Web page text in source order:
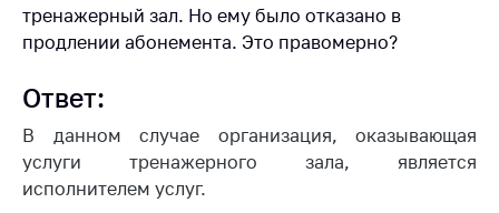
Белорусская
универсальная
жизнь
Идеологическая
тренажерный зал. Но ему было отказано в
продлении абонемента. Это правомерно?
Ответ:
В данном случае организация, оказывающая
услуги тренажерного зала, является
исполнителем услуг.